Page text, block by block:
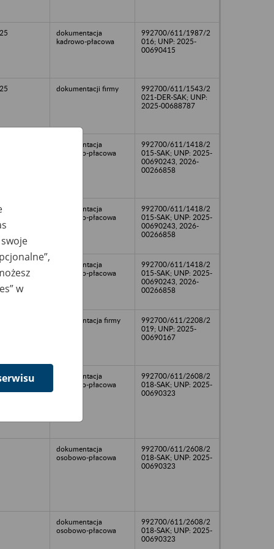
dokumentacja
kadrowo-płacowa
992700/611/1987/2
016; UNP: 2025-
00690415
dokumentacji firmy
992700/611/1543/2
021-DER-SAK; UNP:
2025-00688787
dokumentacja
osobowo-płacowa
992700/611/1418/2
015-SAK; UNP: 2025-
00690243, 2026-
00266858
dokumentacja
osobowo-płacowa
992700/611/1418/2
015-SAK; UNP: 2025-
00690243, 2026-
00266858
dokumentacja
osobowo-płacowa
992700/611/1418/2
015-SAK; UNP: 2025-
00690243, 2026-
00266858
dokumentacja firmy
992700/611/2208/2
019; UNP: 2025-
00690167
dokumentacja
osobowo-płacowa
992700/611/2608/2
018-SAK; UNP: 2025-
00690323
dokumentacja
osobowo-płacowa
992700/611/2608/2
018-SAK; UNP: 2025-
00690323
dokumentacja
osobowo-płacowa
992700/611/2608/2
018-SAK; UNP: 2025-
00690323
w